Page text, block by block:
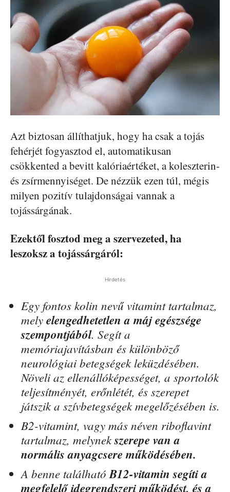
Azt biztosan állíthatjuk, hogy ha csak a tojás
fehérjét fogyasztod el, automatikusan
csökkented a bevitt kalóriaértéket, a koleszterin-
és zsírmennyiséget. De nézzük ezen túl, mégis
milyen pozitív tulajdonságai vannak a
tojássárgának.
Ezektől fosztod meg a szervezeted, ha
leszoksz a tojássárgáról:
Hirdetés
Egy fontos kolin nevű vitamint tartalmaz,
melyelengedhetetlen a máj egészsége
szempontjából. Segít a
memóriajavításban és különböző
neurológiai betegségek leküzdésében.
Növeli az ellenállóképességet, a sportolók
teljesítményét, erőnlétét, és szerepet
játszik a szívbetegségek megelőzésében is.
B2-vitamint, vagy más néven riboflavint
tartalmaz, melynekszerepe van a
normális anyagcsere működésében.
A benne található B12-vitamin segíti a
megfelelő idegrendszeri működést, és a